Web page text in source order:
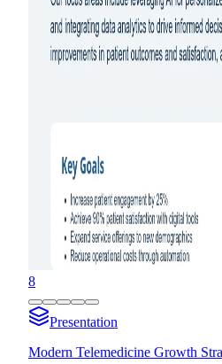
8
Presentation
Modern Telemedicine Growth